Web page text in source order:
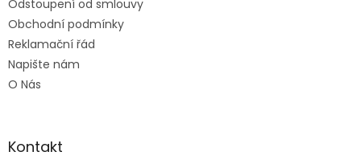
Odstoupení od smlouvy
Obchodní podmínky
Reklamační řád
Napište nám
O Nás
Kontakt